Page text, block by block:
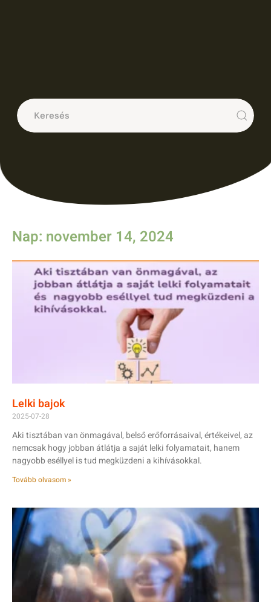
Nap: november 14, 2024
Lelki bajok
2025-07-28
Aki tisztában van önmagával, belső erőforrásaival, értékeivel, az
nemcsak hogy jobban átlátja a saját lelki folyamatait, hanem
nagyobb eséllyel is tud megküzdeni a kihívásokkal.
Tovább olvasom »